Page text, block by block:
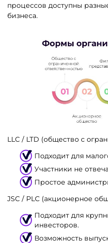
процессов доступны
бизнеса.
LLC / LTD (общество с
Подходит для
Участники не
Простое
JSC / PLC (акционерное
Подходит для
инвесторов.
Возможность